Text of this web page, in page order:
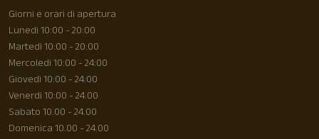
Giorni e orari di apertura
Lunedì 10:00 - 20:00
Martedì 10:00 - 20:00
Mercoledì 10:00 - 24:00
Giovedì 10:00 - 24:00
Venerdì 10:00 - 24.00
Sabato 10.00 - 24.00
Domenica 10.00 - 24.00